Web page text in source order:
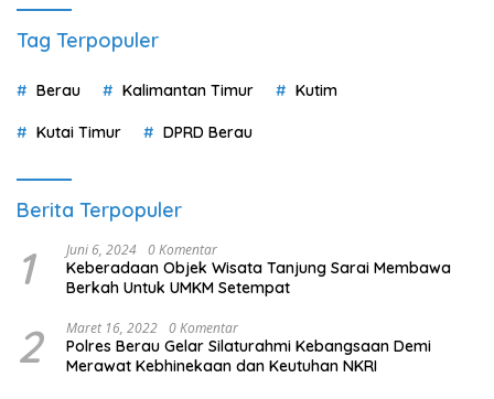
Tag Terpopuler
Berau Kalimantan Timur Kutim
Kutai Timur DPRD Berau
Berita Terpopuler
1 Juni 6, 2024 0 Komentar
Keberadaan Objek Wisata Tanjung Sarai Membawa
Berkah Untuk UMKM Setempat
2 Maret 16, 2022 0 Komentar
Polres Berau Gelar Silaturahmi Kebangsaan Demi
Merawat Kebhinekaan dan Keutuhan NKRI